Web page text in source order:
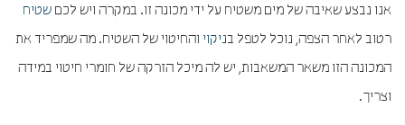
אנו נבצע שאיבה של מים משטיח על ידי מכונה זו. במקרה ויש לכם שטיח
רטוב לאחר הצפה, נוכל לטפל בניקוי והחיטוי של השטיח. מה שמפריד את
המכונה הזו משאר המשאבות, יש לה מיכל הזרקה של חומרי חיטוי במידה
וצריך.